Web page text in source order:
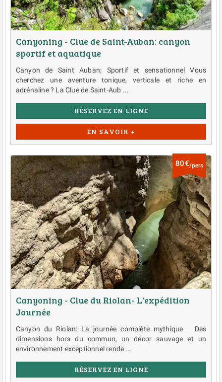
Canyoning - Clue de Saint-Auban: canyon
sportif et aquatique
Canyon de Saint Auban; Sportif et sensationnel Vous
cherchez une aventure tonique, verticale et riche en
adrénaline ? La Clue de Saint-Aub ...
RÉSERVEZ EN LIGNE
EN SAVOIR +
80€/pers
Canyoning - Clue du Riolan- L'expédition
Journée
Canyon du Riolan: La journée complète mythique Des
dimensions hors du commun, un décor sauvage et un
environnement exceptionnel rende ...
RÉSERVEZ EN LIGNE